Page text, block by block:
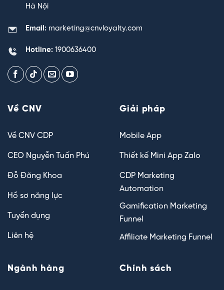
Hà Nội
Email: marketing@cnvloyalty.com
Hotline: 1900636400
Về CNV
Về CNV CDP
CEO Nguyễn Tuấn Phú
Đỗ Đăng Khoa
Hồ sơ năng lực
Tuyển dụng
Liên hệ
Giải pháp
Mobile App
Thiết kế Mini App Zalo
CDP Marketing
Automation
Gamification Marketing
Funnel
Affiliate Marketing Funnel
Ngành hàng Chính sách